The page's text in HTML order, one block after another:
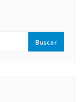
Buscar